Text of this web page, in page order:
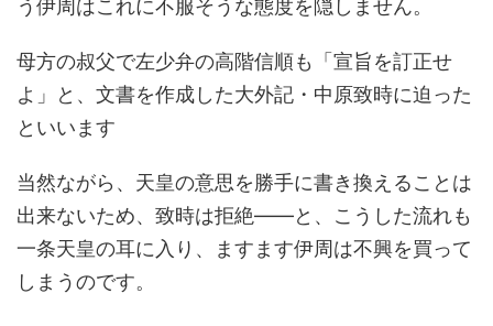
う伊周はこれに不服そうな態度を隠しません。
母方の叔父で左少弁の高階信順も「宣旨を訂正せ
よ」と、文書を作成した大外記・中原致時に迫った
といいます
当然ながら、天皇の意思を勝手に書き換えることは
出来ないため、致時は拒絶――と、こうした流れも
一条天皇の耳に入り、ますます伊周は不興を買って
しまうのです。